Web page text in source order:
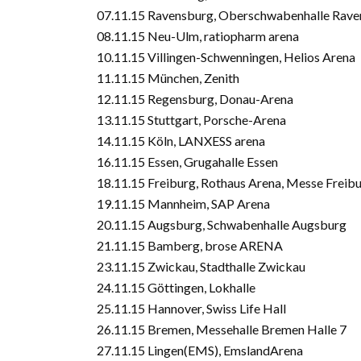
07.11.15 Ravensburg, Oberschwabenhalle
08.11.15 Neu-Ulm, ratiopharm arena
10.11.15 Villingen-Schwenningen, Helios Arena
11.11.15 München, Zenith
12.11.15 Regensburg, Donau-Arena
13.11.15 Stuttgart, Porsche-Arena
14.11.15 Köln, LANXESS arena
16.11.15 Essen, Grugahalle Essen
18.11.15 Freiburg, Rothaus Arena, Messe
19.11.15 Mannheim, SAP Arena
20.11.15 Augsburg, Schwabenhalle Augsburg
21.11.15 Bamberg, brose ARENA
23.11.15 Zwickau, Stadthalle Zwickau
24.11.15 Göttingen, Lokhalle
25.11.15 Hannover, Swiss Life Hall
26.11.15 Bremen, Messehalle Bremen Halle 7
27.11.15 Lingen(EMS), EmslandArena